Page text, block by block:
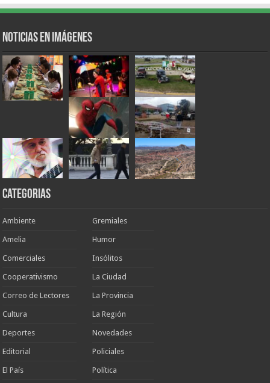
Noticias en Imágenes
Categorias
Ambiente
Amelia
Comerciales
Cooperativismo
Correo de Lectores
Cultura
Deportes
Editorial
El País
Gremiales
Humor
Insólitos
La Ciudad
La Provincia
La Región
Novedades
Policiales
Política